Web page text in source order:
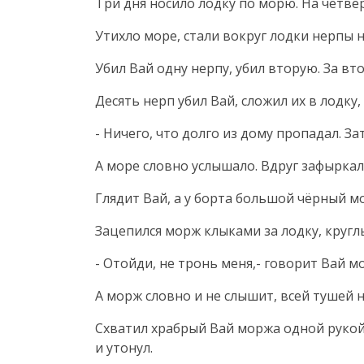
Утихло море, стали вокруг лодки нерпы
Убил Вай одну нерпу, убил вторую. За
Десять нерп убил Вай, сложил их в лодку,
- Ничего, что долго из дому пропадал.
А море словно услышало. Вдруг
Глядит Вай, а у борта большой чёрный
Зацепился морж клыками за лодку,
- Отойди, не тронь меня,- говорит Вай
А морж словно и не слышит, всей тушей
Схватил храбрый Вай моржа одной
и утонул.